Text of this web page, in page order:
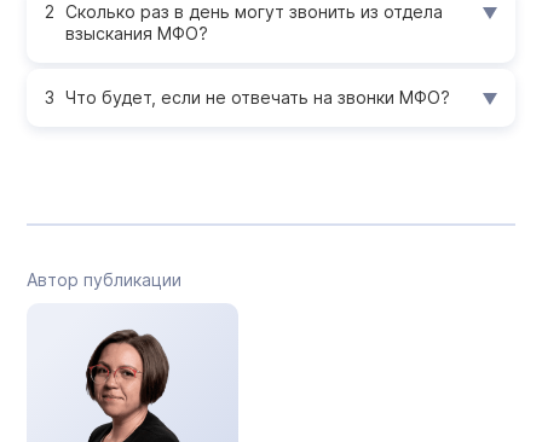
Сколько раз в день могут звонить из отдела
взыскания МФО?
Что будет, если не отвечать на звонки МФО?
Автор публикации